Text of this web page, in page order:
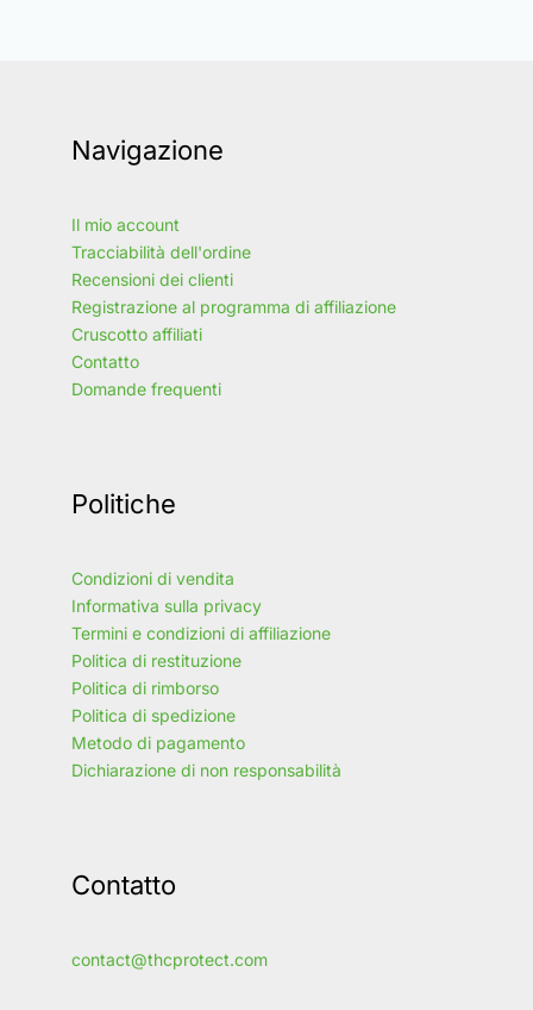
Navigazione
Il mio account
Tracciabilità dell'ordine
Recensioni dei clienti
Registrazione al programma di affiliazione
Cruscotto affiliati
Contatto
Domande frequenti
Politiche
Condizioni di vendita
Informativa sulla privacy
Termini e condizioni di affiliazione
Politica di restituzione
Politica di rimborso
Politica di spedizione
Metodo di pagamento
Dichiarazione di non responsabilità
Contatto
contact@thcprotect.com